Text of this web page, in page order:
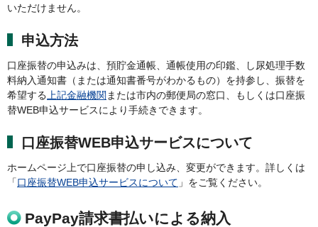
いただけません。
申込方法
口座振替の申込みは、預貯金通帳、通帳使用の印鑑、し尿処理手数
料納入通知書（または通知書番号がわかるもの）を持参し、振替を
希望する 上記金融機関 または市内の郵便局の窓口、もしくは口座振
替WEB申込サービスにより手続きできます。
口座振替WEB申込サービスについて
ホームページ上で口座振替の申し込み、変更ができます。詳しくは
「口座振替WEB申込サービスについて 」をご覧ください。
PayPay請求書払いによる納入